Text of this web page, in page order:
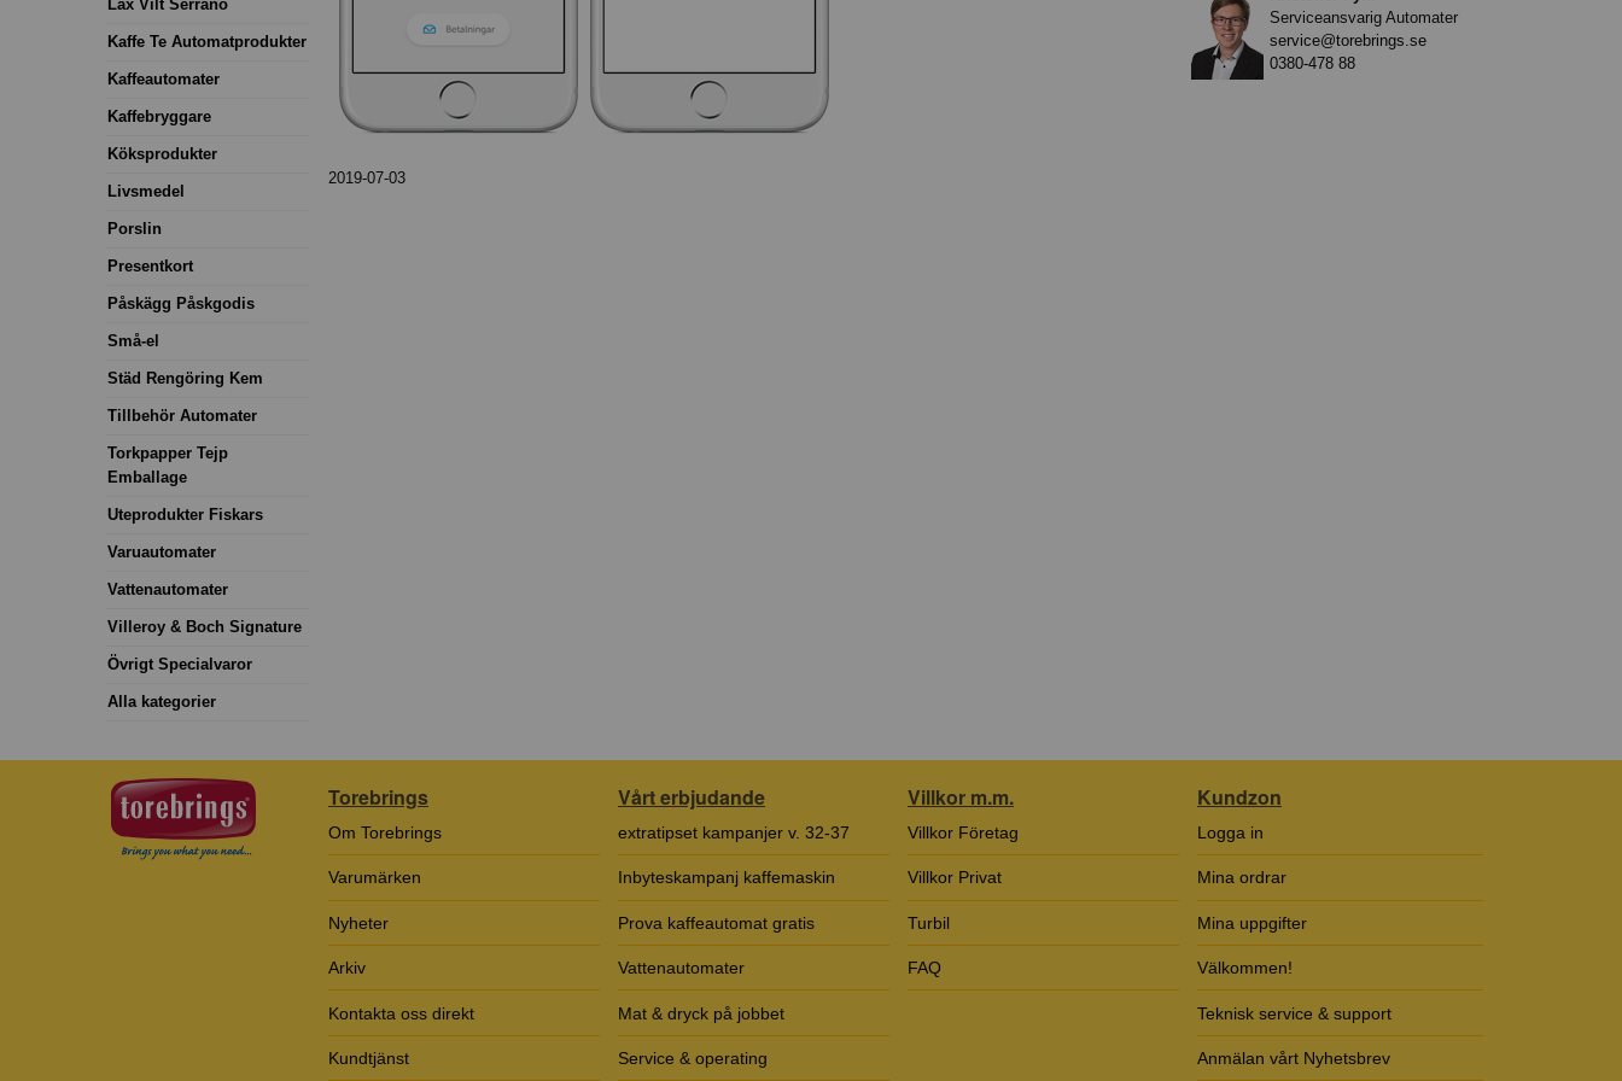
Lax Vilt Serrano
Kaffe Te Automatprodukter
Kaffeautomater
Kaffebryggare
Köksprodukter
Livsmedel
Porslin
Presentkort
Påskägg Påskgodis
Små-el
Städ Rengöring Kem
Tillbehör Automater
Torkpapper Tejp
Emballage
Uteprodukter Fiskars
Varuautomater
Vattenautomater
Villeroy & Boch Signature
Övrigt Specialvaror
Alla kategorier
2019-07-03
Serviceansvarig Automater
service@torebrings.se
0380-478 88
Torebrings
Om Torebrings
Varumärken
Nyheter
Arkiv
Kontakta oss direkt
Kundtjänst
Vårt erbjudande
extratipset kampanjer v. 32-37
Inbyteskampanj kaffemaskin
Prova kaffeautomat gratis
Vattenautomater
Mat & dryck på jobbet
Service & operating
Villkor m.m.
Villkor Företag
Villkor Privat
Turbil
FAQ
Kundzon
Logga in
Mina ordrar
Mina uppgifter
Välkommen!
Teknisk service & support
Anmälan vårt Nyhetsbrev